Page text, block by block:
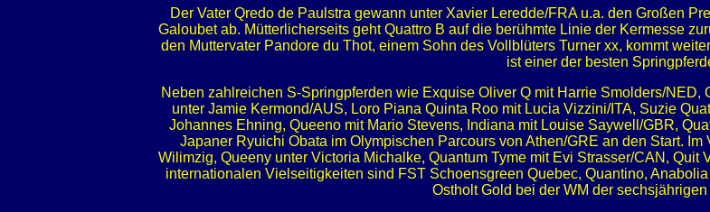
Der Vater Qredo de Paulstra gewann unter Xavier Leredde/FRA u.a. den Großen
Galoubet ab. Mütterlicherseits geht Quattro B auf die berühmte Linie der Kermesse
den Muttervater Pandore du Thot, einem Sohn des Vollblüters Turner xx, kommt
ist einer der besten
Neben zahlreichen S-Springpferden wie Exquise Oliver Q mit Harrie Smolders/
unter Jamie Kermond/AUS, Loro Piana Quinta Roo mit Lucia Vizzini/ITA, Suzie
Johannes Ehning, Queeno mit Mario Stevens, Indiana mit Louise Saywell/GBR,
Japaner Ryuichi Obata im Olympischen Parcours von Athen/GRE an den Start.
Wilimzig, Queeny unter Victoria Michalke, Quantum Tyme mit Evi Strasser/CAN,
internationalen Vielseitigkeiten sind FST Schoensgreen Quebec, Quantino,
Ostholt Gold bei der WM der